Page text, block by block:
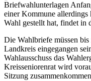
Briefwahlunterlagen
einer Kommune
Wahl gestellt hat, findet in
Die Wahlbriefe müssen
Landkreis eingegangen
Wahlausschuss das
Kreisseniorenrat wird
Sitzung